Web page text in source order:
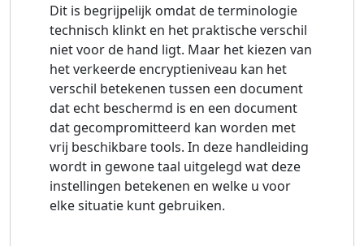
Dit is begrijpelijk omdat de terminologie
technisch klinkt en het praktische verschil
niet voor de hand ligt. Maar het kiezen van
het verkeerde encryptieniveau kan het
verschil betekenen tussen een document
dat echt beschermd is en een document
dat gecompromitteerd kan worden met
vrij beschikbare tools. In deze handleiding
wordt in gewone taal uitgelegd wat deze
instellingen betekenen en welke u voor
elke situatie kunt gebruiken.